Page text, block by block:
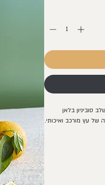
סוביניון בלאן
של עץ מורכב ואיכותי.